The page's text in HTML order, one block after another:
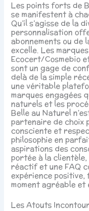
Les points forts de
se manifestent à
Qu’il s’agisse de la
personnalisation
abonnements ou de
excelle. Les
Ecocert/Cosmebio
sont un gage de
delà de la simple
une véritable
marques engagées
naturels et les
Belle au Naturel
partenaire de choix
consciente et
philosophie en
aspirations des
portée à la
réactif et une FAQ
expérience
moment agréable et
Les Atouts